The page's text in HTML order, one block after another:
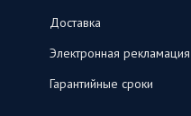
Доставка
Электронная рекламация
Гарантийные сроки